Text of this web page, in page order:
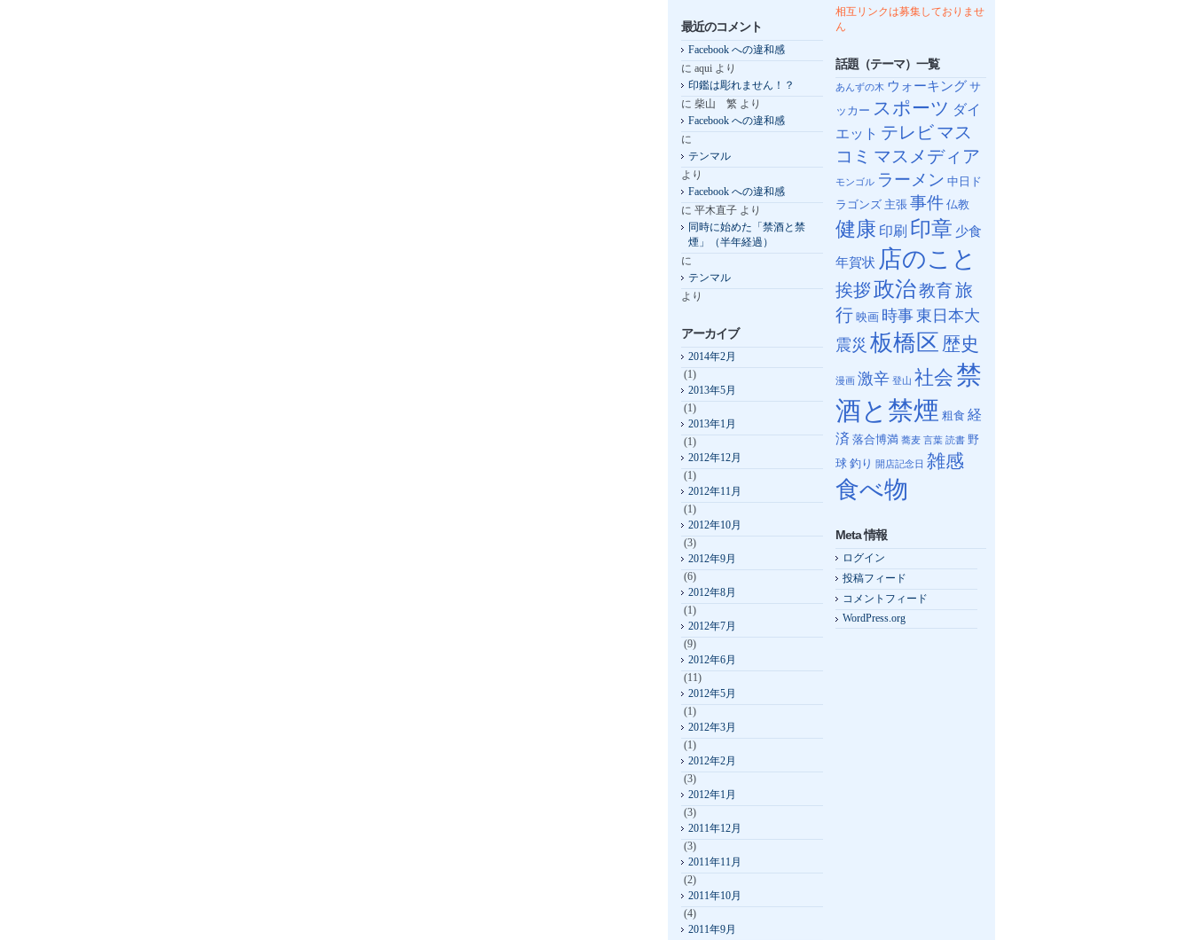
最近のコメント
Facebook への違和感
に aqui より
印鑑は彫れません！？
に 柴山 繁 より
Facebook への違和感
に
テンマル
より
Facebook への違和感
に 平木直子 より
同時に始めた「禁酒と禁
煙」（半年経過）
に
テンマル
より
アーカイブ
2014年2月
(1)
2013年5月
(1)
2013年1月
(1)
2012年12月
(1)
2012年11月
(1)
2012年10月
(3)
2012年9月
(6)
2012年8月
(1)
2012年7月
(9)
2012年6月
(11)
2012年5月
(1)
2012年3月
(1)
2012年2月
(3)
2012年1月
(3)
2011年12月
(3)
2011年11月
(2)
2011年10月
(4)
2011年9月
相互リンクは募集しておりませ
ん
話題（テーマ）一覧
あんずの木 ウォーキング サ
ッカー スポーツ ダイ
エット テレビマス
コミ マスメディア
モンゴル ラーメン 中日ド
ラゴンズ 主張 事件 仏教
健康 印刷 印章 少食
年賀状 店のこと
挨拶政治教育旅
行 映画 時事東日本大
震災 板橋区 歴史
漫画 激辛 登山 社会 禁
酒と禁煙 粗食 経
済 落合博満 蕎麦 言葉 読書 野
球 釣り 開店記念日 雑感
食べ物
Meta 情報
ログイン
投稿フィード
コメントフィード
WordPress.org